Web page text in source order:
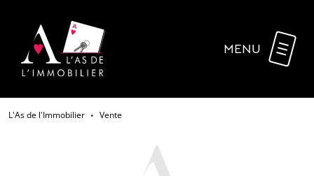
MENU
L'As de l'Immobilier • Vente